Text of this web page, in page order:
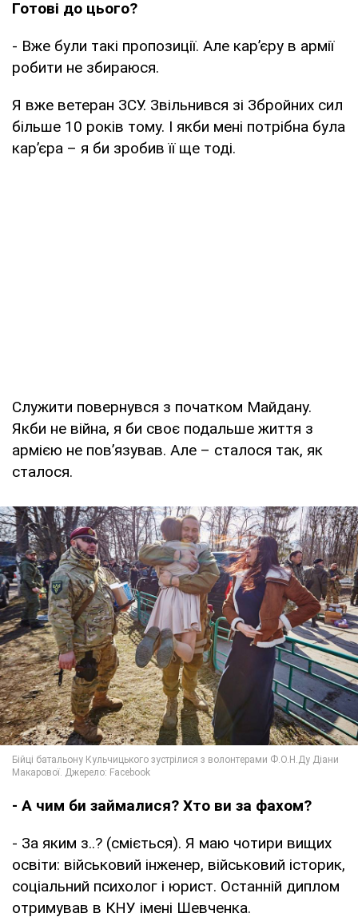
Готові до цього?
- Вже були такі пропозиції. Але кар’єру в армії
робити не збираюся.
Я вже ветеран ЗСУ. Звільнився зі Збройних сил
більше 10 років тому. І якби мені потрібна була
кар’єра – я би зробив її ще тоді.
Служити повернувся з початком Майдану.
Якби не війна, я би своє подальше життя з
армією не пов’язував. Але – сталося так, як
сталося.
- А чим би займалися? Хто ви за фахом?
- За яким з..? (сміється). Я маю чотири вищих
освіти: військовий інженер, військовий історик,
соціальний психолог і юрист. Останній диплом
отримував в КНУ імені Шевченка.